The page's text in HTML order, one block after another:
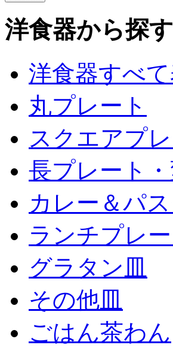
洋食器から探す
洋食器すべ
丸プレート
スクエアプ
長プレート
カレー＆パ
ランチプレー
グラタン皿
その他皿
ごはん茶わん